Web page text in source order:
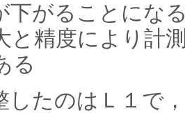
下がることにな
と精度により計
る
したのはＬ１で